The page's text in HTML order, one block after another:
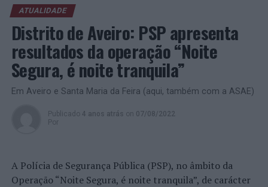
ATUALIDADE
Distrito de Aveiro: PSP apresenta
resultados da operação “Noite
Segura, é noite tranquila”
Em Aveiro e Santa Maria da Feira (aqui, também com a ASAE)
Publicado 4 anos atrás on 07/08/2022
Por
A Polícia de Segurança Pública (PSP), no âmbito da
Operação “Noite Segura, é noite tranquila”, de carácter